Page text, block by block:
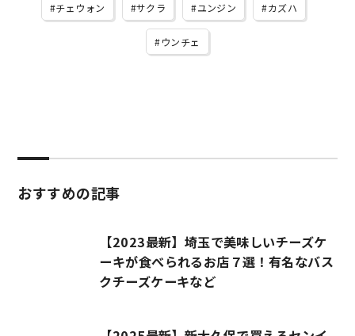
チェウォン サクラ ユンジン カズハ
ウンチェ
おすすめの記事
【2023最新】埼玉で美味しいチーズケ
ーキが食べられるお店７選！有名なバス
クチーズケーキなど